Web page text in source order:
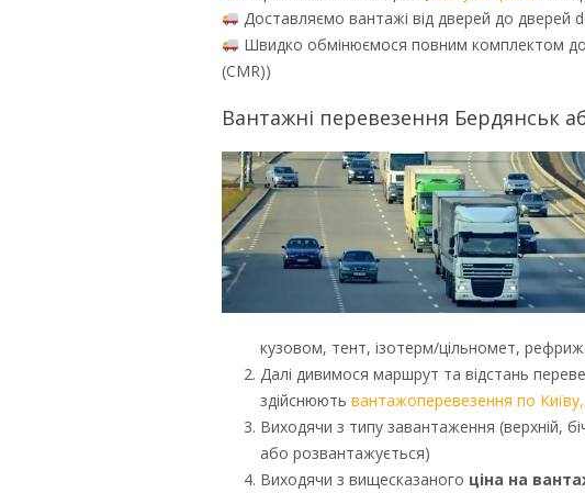
Доставляємо вантажі від дверей до дверей
Швидко обмінюємося повним комплектом
(CMR))
Вантажні перевезення Бердянськ
кузовом, тент, ізотерм/цільномет,
Далі дивимося маршрут та відстань
здійснюють вантажоперевезення по
Виходячи з типу завантаження (верхній,
або розвантажується)
Виходячи з вищесказаного ціна на